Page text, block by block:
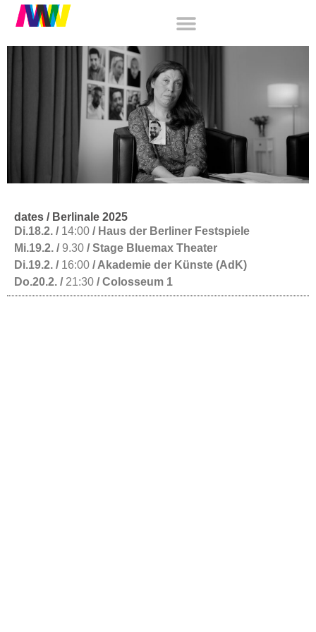
dates / Berlinale 2025
Di.18.2. / 14:00 / Haus der Berliner Festspiele
Mi.19.2. /9.30 /Stage Bluemax Theater
Di.19.2. / 16:00 /Akademie der Künste (AdK)
Do.20.2. / 21:30 /Colosseum 1